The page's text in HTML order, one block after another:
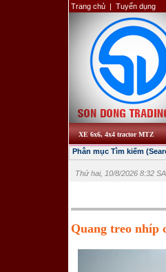
Trang chủ | Tuyển dụng
XE 6x6, 4x4 tractor MTZ
Phân mục Tìm kiếm
Thứ hai, 10/8/2026 8:32 SA
Quang treo nhíp